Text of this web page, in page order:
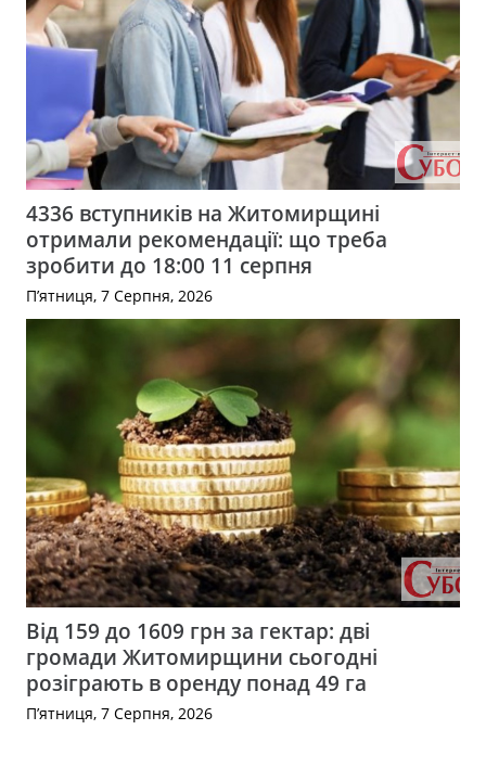
4336 вступників на Житомирщині
отримали рекомендації: що треба
зробити до 18:00 11 серпня
П’ятниця, 7 Серпня, 2026
Від 159 до 1609 грн за гектар: дві
громади Житомирщини сьогодні
розіграють в оренду понад 49 га
П’ятниця, 7 Серпня, 2026